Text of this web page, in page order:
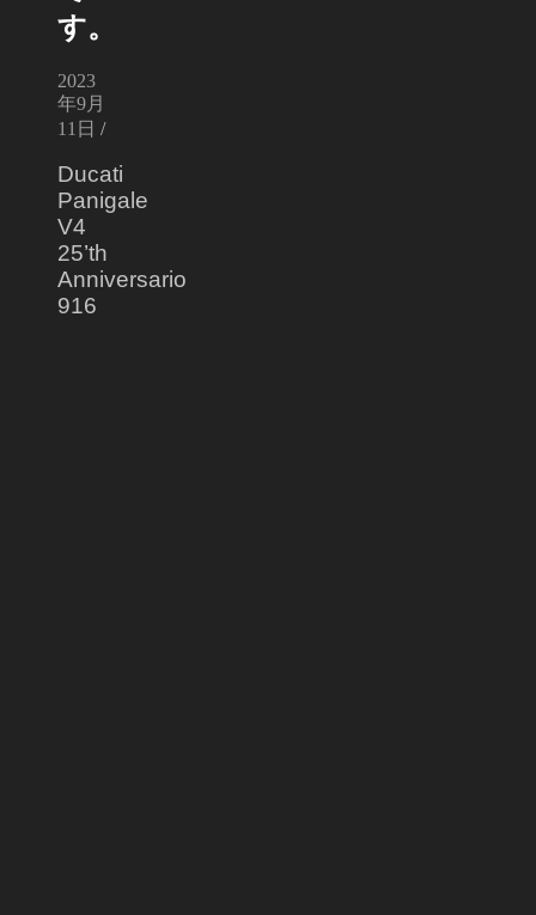
す。
2023
年9月
11日 /
Ducati
Panigale
V4
25’th
Anniversario
916